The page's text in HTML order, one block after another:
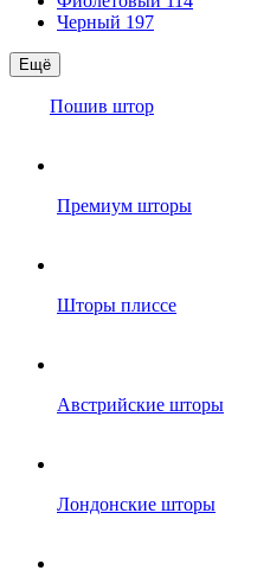
Черный 197
Ещё
Пошив штор
Премиум шторы
Шторы плиссе
Австрийские шторы
Лондонские шторы